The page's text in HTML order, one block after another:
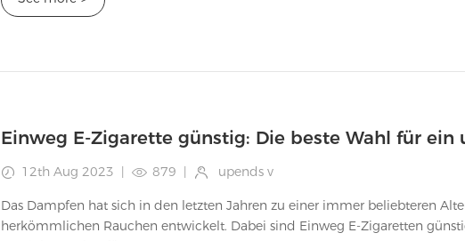
12th Aug 2023 | 879 | upends v
Das Dampfen hat sich in den letzten Jahren zu einer immer beliebteren
herkömmlichen Rauchen entwickelt. Dabei sind Einweg E-Zigaretten